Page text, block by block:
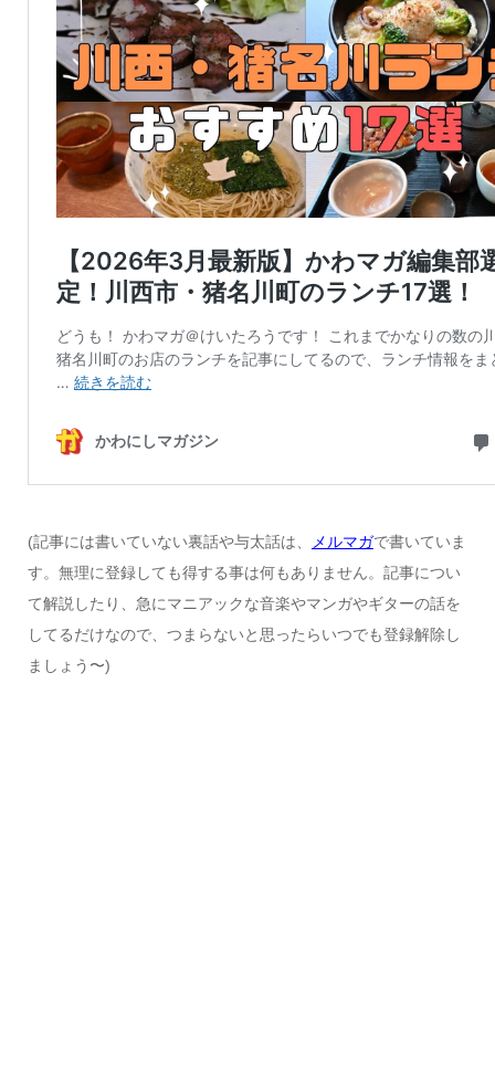
(記事には書いていない裏話や与太話は、 メルマガで書いていま
す。無理に登録しても得する事は何もありません。記事につい
て解説したり、急にマニアックな音楽やマンガやギターの話を
してるだけなので、つまらないと思ったらいつでも登録解除し
ましょう〜)